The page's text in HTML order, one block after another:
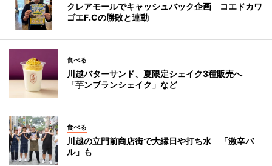
クレアモールでキャッシュバック企画 コエドカワ
ゴエF.Cの勝敗と連動
食べる
川越バターサンド、夏限定シェイク3種販売へ
「芋ンブランシェイク」など
食べる
川越の立門前商店街で大縁日や打ち水 「激辛バ
ル」も